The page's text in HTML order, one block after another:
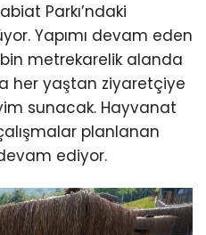
Parkı’ndaki
Yapımı devam eden
metrekarelik alanda
her yaştan ziyaretçiye
sunacak. Hayvanat
planlanan
ediyor.